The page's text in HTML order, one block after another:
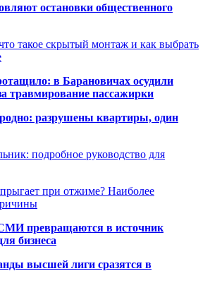
остановки общественного
такое скрытый монтаж и как выбрать
в Барановичах осудили
травмирование пассажирки
разрушены квартиры, один
подробное руководство для
при отжиме? Наиболее
превращаются в источник
бизнеса
высшей лиги сразятся в